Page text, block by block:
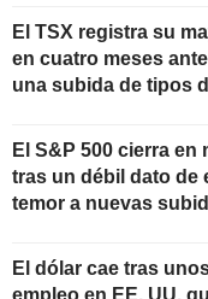
El TSX registra su
en cuatro meses
una subida de tipos
El S&P 500 cierra
tras un débil dato de
temor a nuevas
El dólar cae tras
empleo en EE. UU.